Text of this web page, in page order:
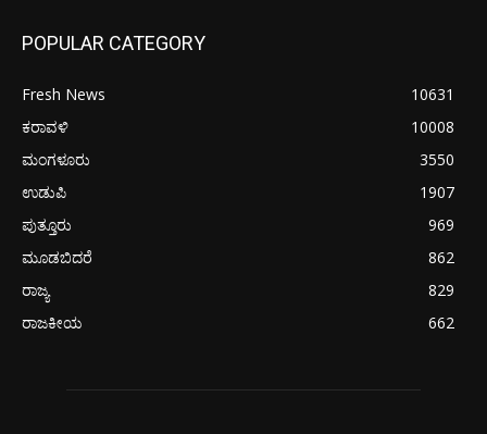
POPULAR CATEGORY
Fresh News
10631
ಕರಾವಳಿ
10008
ಮಂಗಳೂರು
3550
ಉಡುಪಿ
1907
ಪುತ್ತೂರು
969
ಮೂಡಬಿದರೆ
862
ರಾಜ್ಯ
829
ರಾಜಕೀಯ
662